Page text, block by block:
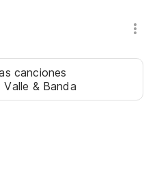
canciones
& Banda